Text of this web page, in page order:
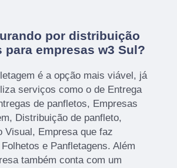
por distribuição
para empresas w3 Sul?
é a opção mais viável, já
serviços como o de Entrega
de panfletos, Empresas
Distribuição de panfleto,
Visual, Empresa que faz
e Panfletagens. Além
também conta com um